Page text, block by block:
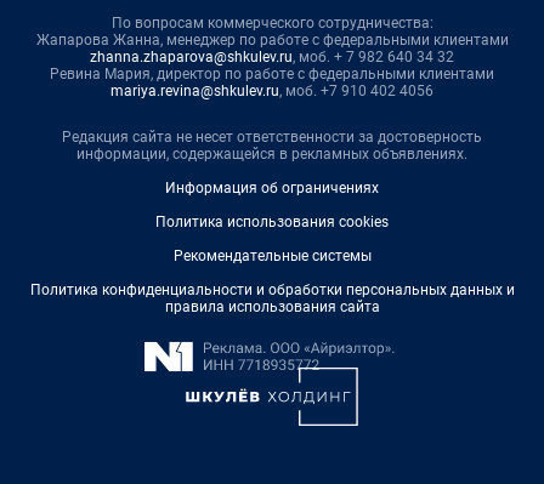
По вопросам коммерческого сотрудничества:
Жапарова Жанна, менеджер по работе с федеральными клиентами
zhanna.zhaparova@shkulev.ru, моб. + 7 982 640 34 32
Ревина Мария, директор по работе с федеральными клиентами
mariya.revina@shkulev.ru, моб. +7 910 402 4056
Редакция сайта не несет ответственности за достоверность
информации, содержащейся в рекламных объявлениях.
Информация об ограничениях
Политика использования cookies
Рекомендательные системы
Политика конфиденциальности и обработки персональных данных и
правила использования сайта